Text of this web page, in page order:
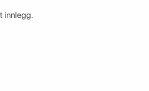
innlegg.